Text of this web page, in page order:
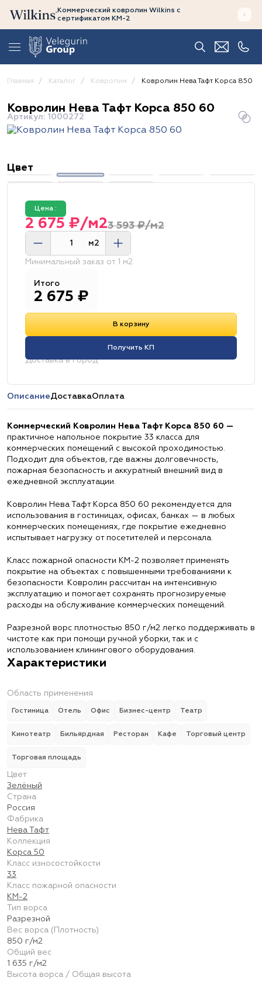
Коммерческий ковролин Wilkins с
сертификатом КМ-2
Главная Каталог Ковролин Ковролин Нева Тафт Корса 850
Ковролин Нева Тафт Корса 850 60
Артикул: 1000272
Цвет
Цена :
3 593 ₽/м2
2 675 ₽/м2
м2
Минимальный заказ от 1 м2
Итого
2 675 ₽
В корзину
Получить КП
Доставка в город:
ОписаниеДоставкаОплата
Коммерческий Ковролин Нева Тафт Корса 850 60 —
практичное напольное покрытие 33 класса для
коммерческих помещений с высокой проходимостью.
Подходит для объектов, где важны долговечность,
пожарная безопасность и аккуратный внешний вид в
ежедневной эксплуатации.
Ковролин Нева Тафт Корса 850 60 рекомендуется для
использования в гостиницах, офисах, банках — в любых
коммерческих помещениях, где покрытие ежедневно
испытывает нагрузку от посетителей и персонала.
Класс пожарной опасности КМ-2 позволяет применять
покрытие на объектах с повышенными требованиями к
безопасности. Ковролин рассчитан на интенсивную
эксплуатацию и помогает сохранять прогнозируемые
расходы на обслуживание коммерческих помещений.
Разрезной ворс плотностью 850 г/м2 легко поддерживать в
чистоте как при помощи ручной уборки, так и с
использованием клинингового оборудования.
Характеристики
Область применения
Гостиница Отель Офис Бизнес-центр Театр
Кинотеатр Бильярдная Ресторан Кафе Торговый центр
Торговая площадь
Цвет
Зелёный
Страна
Россия
Фабрика
Нева Тафт
Коллекция
Корса 50
Класс износостойкости
33
Класс пожарной опасности
КМ-2
Тип ворса
Разрезной
Вес ворса (Плотность)
850 г/м2
Общий вес
1 635 г/м2
Высота ворса / Общая высота